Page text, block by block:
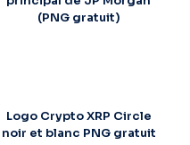
(PNG gratuit)
Logo Crypto XRP Circle
noir et blanc PNG gratuit